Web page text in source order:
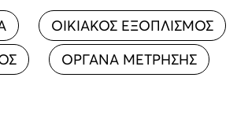
ΟΙΚΙΑΚΟΣ ΕΞΟΠΛΙΣΜΟΣ
ΟΡΓΑΝΑ ΜΕΤΡΗΣΗΣ